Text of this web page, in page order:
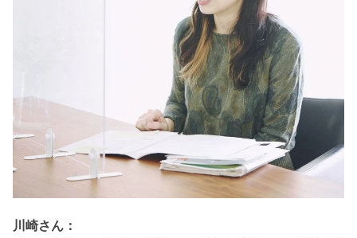
川崎さん：